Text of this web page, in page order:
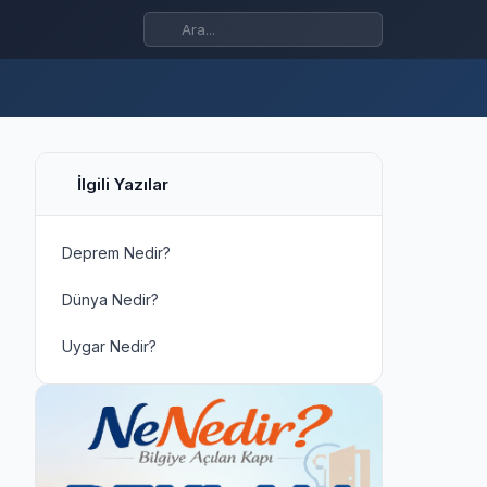
İlgili Yazılar
Deprem Nedir?
Dünya Nedir?
Uygar Nedir?